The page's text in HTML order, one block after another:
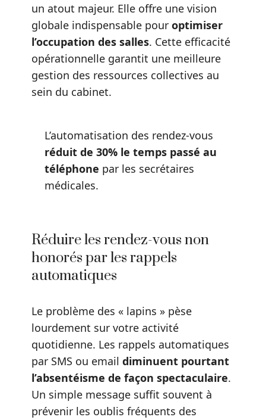
un atout majeur. Elle offre une vision
globale indispensable pour optimiser
l’occupation des salles. Cette efficacité
opérationnelle garantit une meilleure
gestion des ressources collectives au
sein du cabinet.
L’automatisation des rendez-vous
réduit de 30% le temps passé au
téléphone par les secrétaires
médicales.
Réduire les rendez-vous non
honorés par les rappels
automatiques
Le problème des « lapins » pèse
lourdement sur votre activité
quotidienne. Les rappels automatiques
par SMS ou email diminuent pourtant
l’absentéisme de façon spectaculaire.
Un simple message suffit souvent à
prévenir les oublis fréquents des